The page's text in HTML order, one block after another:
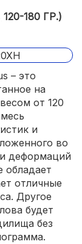
180 ГР.)
– это
на
от 120
и
во
деформаций
обладает
отличные
Другое
будет
без